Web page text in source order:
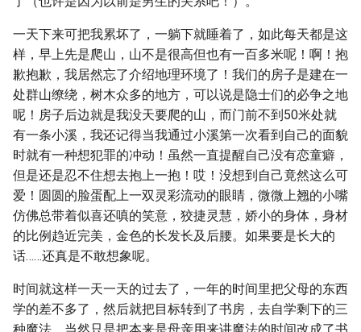
一天下来可把我累坏了，一躺下就睡着了，如此每天都是这
样，早上先是爬山，山不是很高但也有一百多米呢！啊！抱
歉抱歉，我居然忘了介绍地理环境了！我们的房子是建在一
处群山缭绕，树木众多的地方，可以说是隐士们的必争之地
呢！房子后边就是我没天要爬的山，而门前不到50米处就
有一条小溪，我还记得当我通过小溪第一次看到自己的面貌
时就有一种想犯罪的冲动！虽然一直提醒自己没有恋童癖，
但是还是忍不住想去抱上一抱！哎！没想到自己竟然这么可
爱！圆圆的脸蛋配上一双灵彩流动的眼睛，微微上翘的小嘴
仿佛总带着似喜还嗔的笑意，狡捷灵慧，娇小的身体，身材
的比例趋近完美，金色的长发长及后腰。如果要是长大的
话……还真是不敢想象呢。
时间就这样一天一天的过去了，一年的时间里把父母的东西
学的差不多了，然后就把目标转到了书房，去自学剩下的三